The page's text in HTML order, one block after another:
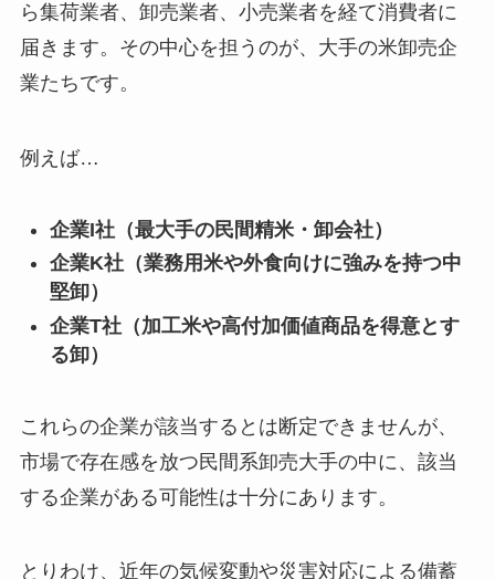
ら集荷業者、卸売業者、小売業者を経て消費者に
届きます。その中心を担うのが、大手の米卸売企
業たちです。
例えば…
企業I社（最大手の民間精米・卸会社）
企業K社（業務用米や外食向けに強みを持つ中
堅卸）
企業T社（加工米や高付加価値商品を得意とす
る卸）
これらの企業が該当するとは断定できませんが、
市場で存在感を放つ民間系卸売大手の中に、該当
する企業がある可能性は十分にあります。
とりわけ、近年の気候変動や災害対応による備蓄